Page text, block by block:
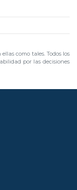
como tales. Todos los
por las decisiones